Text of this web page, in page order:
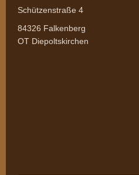
Schützenstraße 4
84326 Falkenberg
OT Diepoltskirchen